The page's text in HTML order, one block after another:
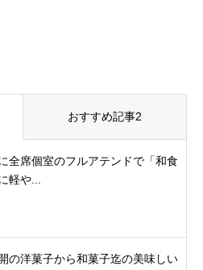
おすすめ記事2
全席個室のフルアテンドで「和食
軽や...
の洋菓子から和菓子迄の美味しい